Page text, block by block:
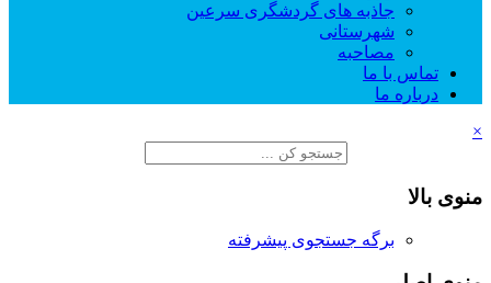
جاذبه های گردشگری سرعین
شهرستانی
مصاحبه
تماس با ما
درباره ما
×
منوی بالا
برگه جستجوی پیشرفته